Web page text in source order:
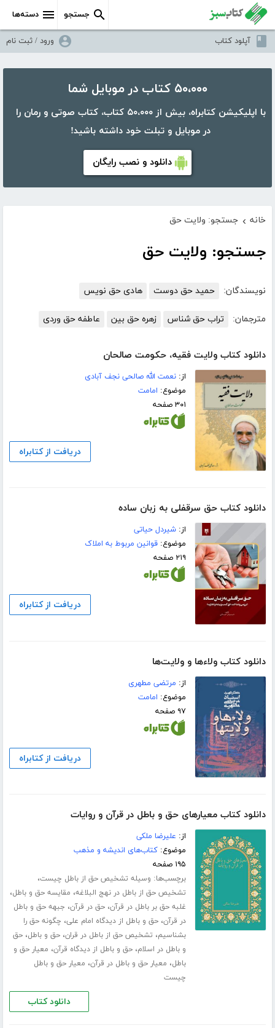
دسته‌ها جستجو
آپلود کتاب ورود / ثبت نام
۵۰،۰۰۰ کتاب در موبایل شما
با اپلیکیشن کتابراه، بیش از ۵۰،۰۰۰ کتاب، کتاب صوتی و رمان را
در موبایل و تبلت خود داشته باشید!
دانلود و نصب رایگان
خانه › جستجو: ولایت حق
جستجو: ولایت حق
نویسندگان: حمید حق دوست هادی حق نویس
مترجمان: تراب حق شناس زهره حق بین عاطفه حق وردی
دانلود کتاب ولایت فقیه، حکومت صالحان
از:نعمت الله صالحی نجف آبادی
موضوع: امامت
۳۰۱ صفحه
دریافت از کتابراه
دانلود کتاب حق سرقفلی به زبان ساده
از:شیردل حیاتی
موضوع:قوانین مربوط به املاک
۲۱۹ صفحه
دریافت از کتابراه
دانلود کتاب ولاءها و ولایت‌‌ها
از: مرتضی مطهری
موضوع: امامت
۹۷ صفحه
دریافت از کتابراه
دانلود کتاب معیارهای حق و باطل در قرآن و روایات
از: علیرضا ملکی
موضوع:کتاب‌های اندیشه و مذهب
۱۹۵ صفحه
برچسب‌ها: وسیله تشخیص حق از باطل چیست،
تشخیص حق از باطل در نهج البلاغه، مقایسه حق و باطل،
غلبه حق بر باطل در قرآن،حق در قرآن، جبهه حق و باطل
در قرآن،حق و باطل از دیدگاه امام علی، چگونه حق را
بشناسیم، تشخیص حق از باطل در قران،حق و باطل،حق
و باطل در اسلام،حق و باطل از دیدگاه قرآن، معیار حق و
باطل، معیار حق و باطل در قرآن، معیار حق و باطل
چیست
دانلود کتاب